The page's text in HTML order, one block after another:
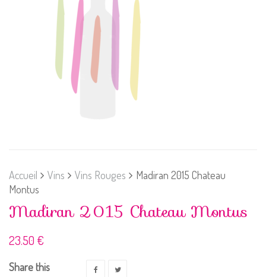
Accueil Vins Vins Rouges
Madiran 2015 Chateau
Montus
Madiran 2015 Chateau Montus
23.50 €
Share this